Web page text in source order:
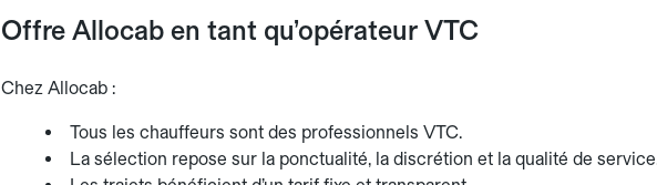
Offre Allocab en tant qu’opérateur VTC
Chez Allocab :
Tous les chauffeurs sont des professionnels VTC.
La sélection repose sur la ponctualité, la discrétion et la qualité de